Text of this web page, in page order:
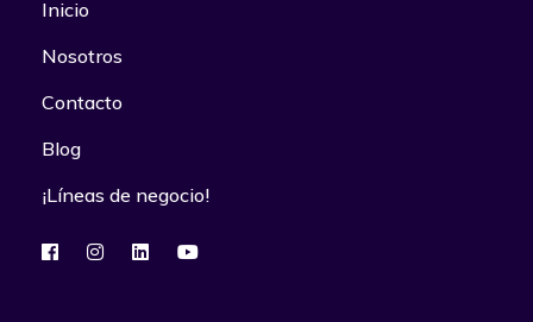
Inicio
Nosotros
Contacto
Blog
¡Líneas de negocio!